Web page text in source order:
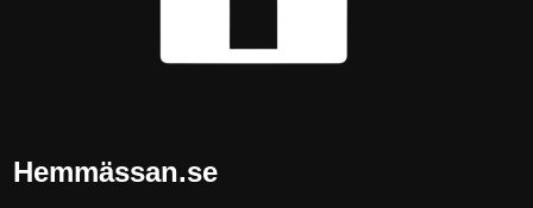
Hemmässan.se